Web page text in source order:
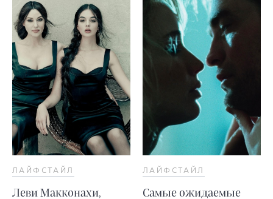
ЛАЙФСТАЙЛ
Леви Макконахи,
ЛАЙФСТАЙЛ
Самые ожидаемые